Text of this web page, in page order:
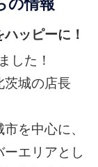
の情報
ッピーに！
した！
茨城の店長
を中心に、
エリアとし